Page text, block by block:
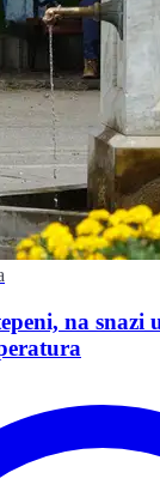
na snazi